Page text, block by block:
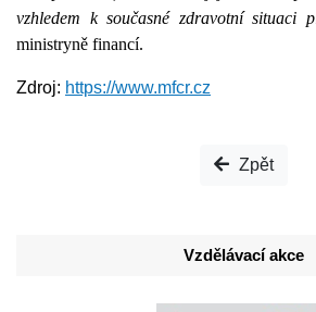
vzhledem k současné zdravotní situaci
ministryně financí.
Zdroj: https://www.mfcr.cz
Zpět
Vzdělávací akce